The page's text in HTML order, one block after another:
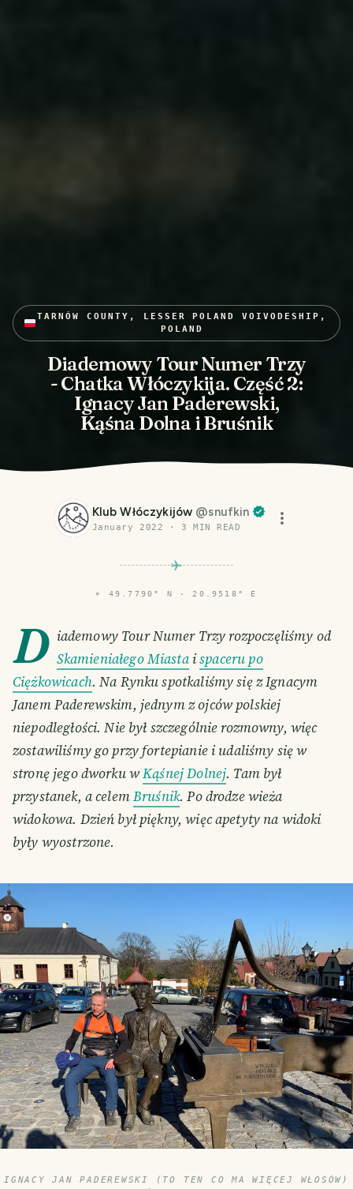
TARNÓW COUNTY, LESSER POLAND VOIVODESHIP,
POLAND
Diademowy Tour Numer Trzy
- Chatka Włóczykija. Część 2:
Ignacy Jan Paderewski,
Kąśna Dolna i Bruśnik
Klub Włóczykijów @snufkin
January 2022 · 3 MIN READ
⌖ 49.7790° N · 20.9518° E
D iademowy Tour Numer Trzy rozpoczęliśmy od
Skamieniałego Miastaispaceru po
Ciężkowicach. Na Rynku spotkaliśmy się z Ignacym
Janem Paderewskim, jednym z ojców polskiej
niepodległości. Nie był szczególnie rozmowny, więc
zostawiliśmy go przy fortepianie i udaliśmy się w
stronę jego dworku wKąśnej Dolnej. Tam był
przystanek, a celemBruśnik. Po drodze wieża
widokowa. Dzień był piękny, więc apetyty na widoki
były wyostrzone.
IGNACY JAN PADEREWSKI (TO TEN CO MA WIĘCEJ WŁOSÓW)